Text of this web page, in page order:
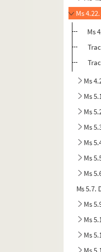
Ms
Ms
Ms
Ms
Ms
Ms
Ms
Ms
Ms
Ms 5.7.
Ms
Ms
Ms